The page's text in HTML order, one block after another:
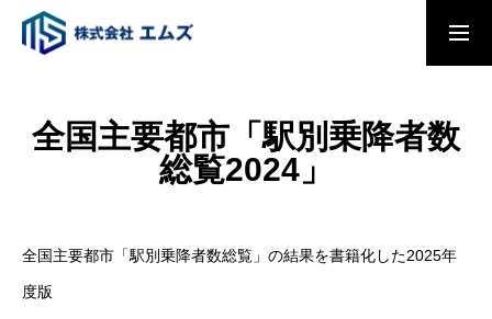
事業内容
全国主要都市「駅別乗降者数
総覧2024」
全国主要都市「駅別乗降者数総覧」の結果を書籍化した2025年
度版